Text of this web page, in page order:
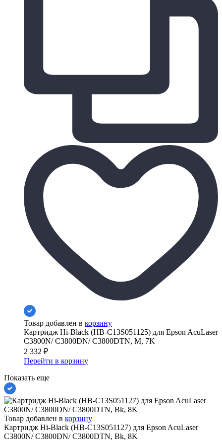
Товар добавлен в корзину
Картридж Hi-Black (HB-C13S051125) для Epson AcuLaser
C3800N/ C3800DN/ C3800DTN, M, 7K
2 332 ₽
Перейти в корзину
Показать еще
Товар добавлен в корзину
Картридж Hi-Black (HB-C13S051127) для Epson AcuLaser
C3800N/ C3800DN/ C3800DTN, Bk, 8K